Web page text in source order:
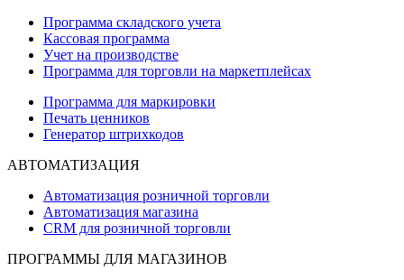
Программа складского учета
Кассовая программа
Учет на производстве
Программа для торговли на маркетплейсах
Программа для маркировки
Печать ценников
Генератор штрихкодов
АВТОМАТИЗАЦИЯ
Автоматизация розничной торговли
Автоматизация магазина
CRM для розничной торговли
ПРОГРАММЫ ДЛЯ МАГАЗИНОВ